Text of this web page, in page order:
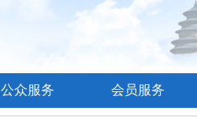
公众服务 会员服务